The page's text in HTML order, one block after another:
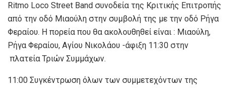
Ritmo Loco Street Band συνοδεία της Κριτικής Επιτροπής
από την οδό Μιαούλη στην συμβολή της με την οδό Ρήγα
Φεραίου. Η πορεία που θα ακολουθηθεί είναι : Μιαούλη,
Ρήγα Φεραίου, Αγίου Νικολάου -άφιξη 11:30 στην
πλατεία Τριών Συμμάχων.
11:00 Συγκέντρωση όλων των συμμετεχόντων της